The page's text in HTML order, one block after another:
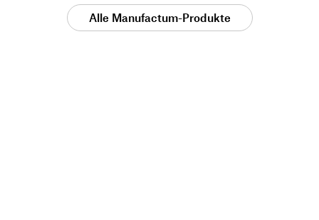
Alle Manufactum-Produkte